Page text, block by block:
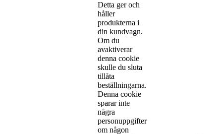
Detta ger och
håller
produkterna i
din kundvagn.
Om du
avaktiverar
denna cookie
skulle du sluta
tillåta
beställningarna.
Denna cookie
sparar inte
några
personuppgifter
om någon